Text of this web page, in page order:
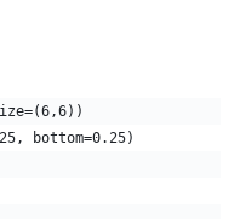
bottom=0.25)